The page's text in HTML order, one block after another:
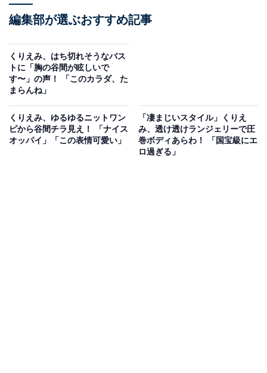
編集部が選ぶおすすめ記事
くりえみ、はち切れそうなバス
トに「胸の谷間が眩しいで
す〜」の声！ 「このカラダ、た
まらんね」
くりえみ、ゆるゆるニットワン
ピから谷間チラ見え！ 「ナイス
オッパイ」「この表情可愛い」
「凄まじいスタイル」くりえ
み、透け透けランジェリーで圧
巻ボディあらわ！ 「国宝級にエ
ロ過ぎる」